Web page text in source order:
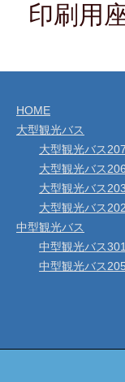
印刷用
HOME
大型観光バス
大型観光バス207
大型観光バス206
大型観光バス203
大型観光バス202
中型観光バス
中型観光バス301
中型観光バス205